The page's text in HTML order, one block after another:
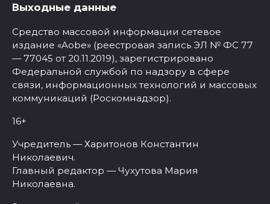
Выходные данные
Средство массовой информации сетевое
издание «Aobe» (реестровая запись ЭЛ № ФС 77
— 77045 от 20.11.2019), зарегистрировано
Федеральной службой по надзору в сфере
связи, информационных технологий и массовых
коммуникаций (Роскомнадзор).
16+
Учредитель — Харитонов Константин
Николаевич.
Главный редактор — Чухутова Мария
Николаевна.